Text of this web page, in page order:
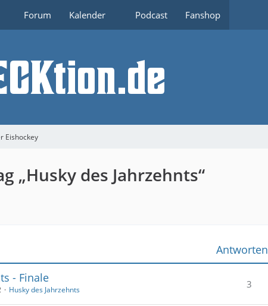
Forum Kalender Podcast Fanshop
Eishockey
„Husky des Jahrzehnts“
Antworten
- Finale
Husky des Jahrzehnts 3